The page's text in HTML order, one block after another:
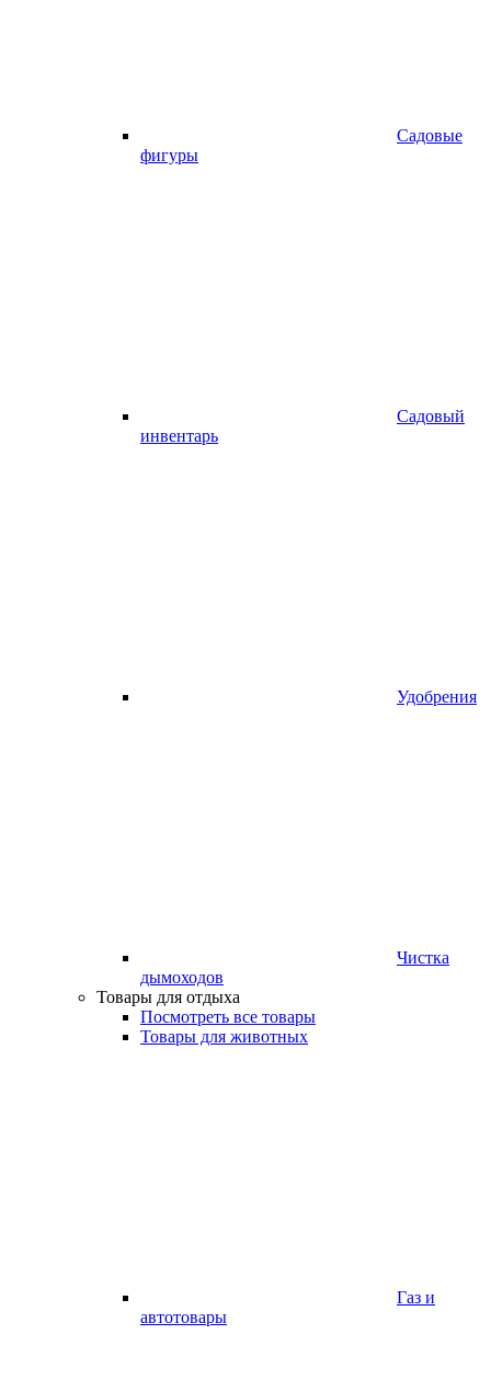
Садовые
фигуры
Садовый
инвентарь
Удобрения
Чистка
дымоходов
Товары для отдыха
Посмотреть все товары
Товары для животных
Газ и
автотовары